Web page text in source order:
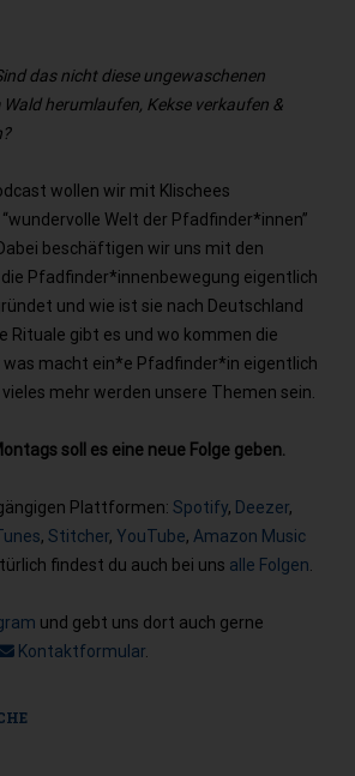
das nicht diese ungewaschenen
herumlaufen, Kekse verkaufen &
wollen wir mit Klischees
Welt der Pfadfinder*innen”
beschäftigen wir uns mit den
Pfadfinder*innenbewegung eigentlich
und wie ist sie nach Deutschland
Rituale gibt es und wo kommen die
was macht ein*e Pfadfinder*in eigentlich
mehr werden unsere Themen sein.
soll es eine neue Folge geben.
Plattformen: Spotify, Deezer,
, Stitcher, YouTube, Amazon Music
findest du auch bei uns alle Folgen
und gebt uns dort auch gerne
Kontaktformular